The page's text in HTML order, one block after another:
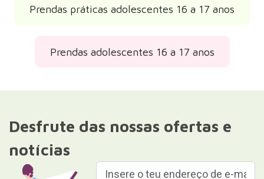
Prendas práticas adolescentes 16 a 17 anos
Prendas adolescentes 16 a 17 anos
Desfrute das nossas ofertas e
notícias